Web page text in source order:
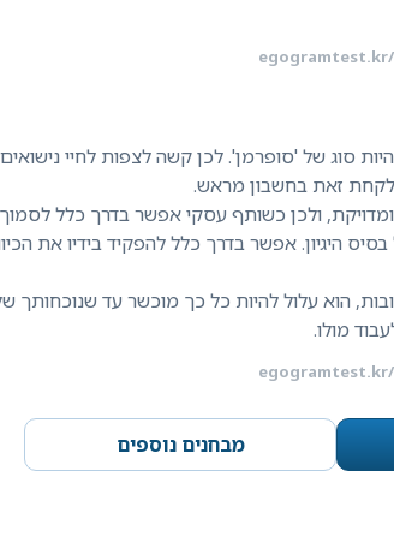
סוג של 'סופרמן'. לכן קשה לצפות לחיי
היגיון. אפשר בדרך כלל להפקיד בידיו את
הוא עלול להיות כל כך מוכשר עד שנוכחותך
מולו.
מבחנים נוספים